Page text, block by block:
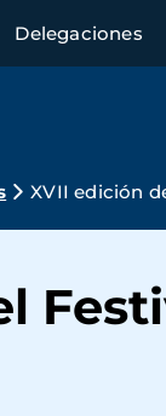
Delegaciones
XVII edición